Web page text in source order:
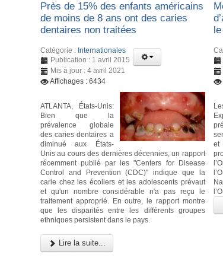
Près de 15% des enfants américains
de moins de 8 ans ont des caries
dentaires non traitées
Catégorie : Internationales
Publication : 1 avril 2015
Mis à jour : 4 avril 2021
Affichages : 6434
ATLANTA, États-Unis:
Bien que la
prévalence globale
des caries dentaires a
diminué aux États-
Unis au cours des dernières décennies, un rapport
récemment publié par les "Centers for Disease
Control and Prevention (CDC)" indique que la
carie chez les écoliers et les adolescents prévaut
et qu'un nombre considérable n'a pas reçu le
traitement approprié. En outre, le rapport montre
que les disparités entre les différents groupes
ethniques persistent dans le pays.
Lire la suite...
et